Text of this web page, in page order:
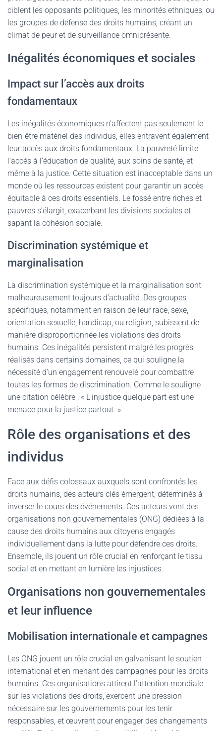
ciblent les opposants politiques, les minorités ethniques, ou
les groupes de défense des droits humains, créant un
climat de peur et de surveillance omniprésente.
Inégalités économiques et sociales
Impact sur l’accès aux droits
fondamentaux
Les inégalités économiques n’affectent pas seulement le
bien-être matériel des individus, elles entravent également
leur accès aux droits fondamentaux. La pauvreté limite
l’accès à l’éducation de qualité, aux soins de santé, et
même à la justice. Cette situation est inacceptable dans un
monde où les ressources existent pour garantir un accès
équitable à ces droits essentiels. Le fossé entre riches et
pauvres s’élargit, exacerbant les divisions sociales et
sapant la cohésion sociale.
Discrimination systémique et
marginalisation
La discrimination systémique et la marginalisation sont
malheureusement toujours d’actualité. Des groupes
spécifiques, notamment en raison de leur race, sexe,
orientation sexuelle, handicap, ou religion, subissent de
manière disproportionnée les violations des droits
humains. Ces inégalités persistent malgré les progrès
réalisés dans certains domaines, ce qui souligne la
nécessité d’un engagement renouvelé pour combattre
toutes les formes de discrimination. Comme le souligne
une citation célèbre : « L’injustice quelque part est une
menace pour la justice partout. »
Rôle des organisations et des
individus
Face aux défis colossaux auxquels sont confrontés les
droits humains, des acteurs clés émergent, déterminés à
inverser le cours des événements. Ces acteurs vont des
organisations non gouvernementales (ONG) dédiées à la
cause des droits humains aux citoyens engagés
individuellement dans la lutte pour défendre ces droits.
Ensemble, ils jouent un rôle crucial en renforçant le tissu
social et en mettant en lumière les injustices.
Organisations non gouvernementales
et leur influence
Mobilisation internationale et campagnes
Les ONG jouent un rôle crucial en galvanisant le soutien
international et en menant des campagnes pour les droits
humains. Ces organisations attirent l’attention mondiale
sur les violations des droits, exercent une pression
nécessaire sur les gouvernements pour les tenir
responsables, et œuvrent pour engager des changements